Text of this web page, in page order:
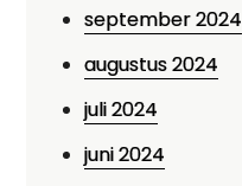
september 2024
augustus 2024
juli 2024
juni 2024